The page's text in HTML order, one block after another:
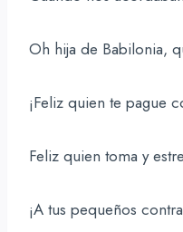
Oh hija de Babilonia,
¡Feliz quien te pague
Feliz quien toma y
¡A tus pequeños